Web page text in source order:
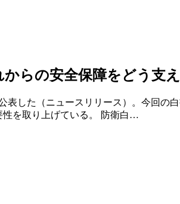
からの安全保障をどう支
表した（ニュースリリース）。今回の
性を取り上げている。 防衛白…